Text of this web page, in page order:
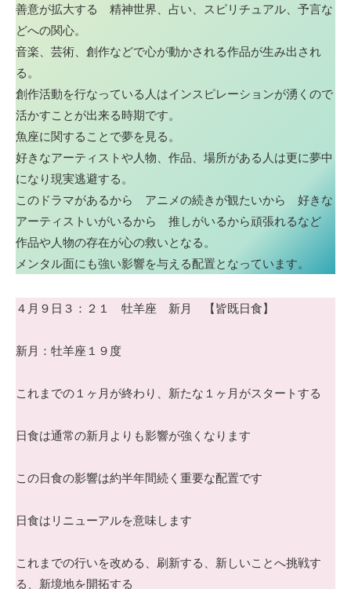
善意が拡大する 精神世界、占い、スピリチュアル、予言な
どへの関心。
音楽、芸術、創作などで心が動かされる作品が生み出され
る。
創作活動を行なっている人はインスピレーションが湧くので
活かすことが出来る時期です。
魚座に関することで夢を見る。
好きなアーティストや人物、作品、場所がある人は更に夢中
になり現実逃避する。
このドラマがあるから アニメの続きが観たいから 好きな
アーティストいがいるから 推しがいるから頑張れるなど
作品や人物の存在が心の救いとなる。
メンタル面にも強い影響を与える配置となっています。
４月９日３：２１ 牡羊座 新月 【皆既日食】
新月：牡羊座１９度
これまでの１ヶ月が終わり、新たな１ヶ月がスタートする
日食は通常の新月よりも影響が強くなります
この日食の影響は約半年間続く重要な配置です
日食はリニューアルを意味します
これまでの行いを改める、刷新する、新しいことへ挑戦す
る、新境地を開拓する